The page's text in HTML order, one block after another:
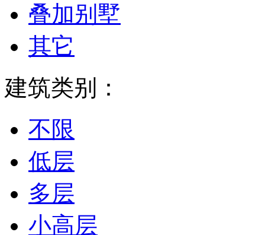
叠加别墅
其它
建筑类别：
不限
低层
多层
小高层